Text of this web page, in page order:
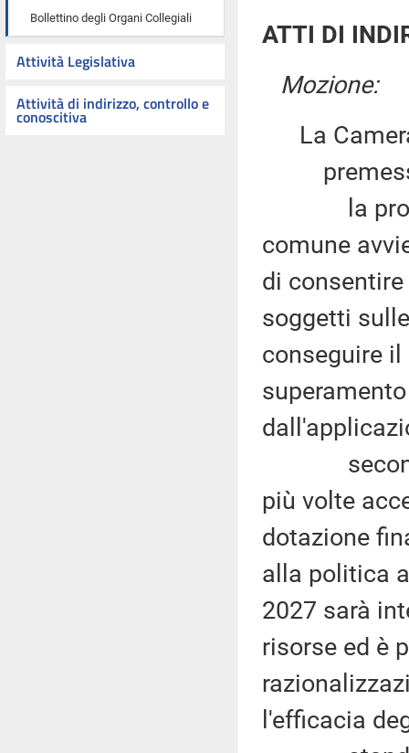
Bollettino degli Organi Collegiali
Attività Legislativa
Attività di indirizzo, controllo e
conoscitiva
ATTI DI
Mozione:
La
la
comune
di
soggetti
conseguire
secondo
più volte
dotazione
alla politica
2027 sarà
risorse ed è
l'efficacia